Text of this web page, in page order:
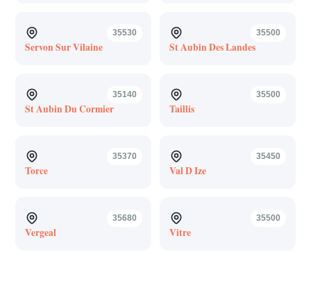
35530
Servon Sur Vilaine
35500
St Aubin Des Landes
35140
St Aubin Du Cormier
35500
Taillis
35370
Torce
35450
Val D Ize
35680
Vergeal
35500
Vitre